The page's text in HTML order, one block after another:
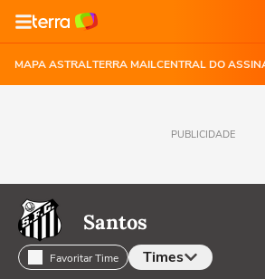
MAPA ASTRALTERRA MAILCENTRAL DO
PUBLICIDADE
Santos
Favoritar Time Times